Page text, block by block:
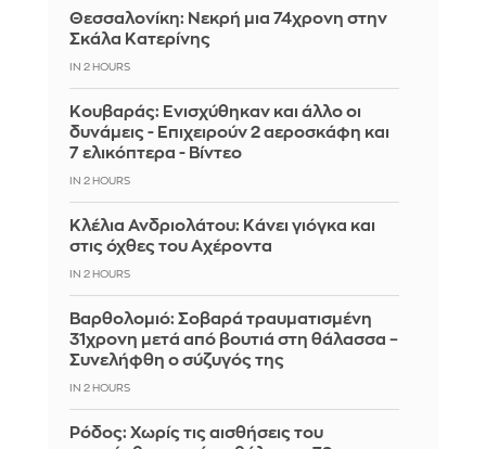
Θεσσαλονίκη: Νεκρή μια 74χρονη στην
Σκάλα Κατερίνης
IN 2 HOURS
Κουβαράς: Ενισχύθηκαν και άλλο οι
δυνάμεις - Επιχειρούν 2 αεροσκάφη και
7 ελικόπτερα - Βίντεο
IN 2 HOURS
Κλέλια Ανδριολάτου: Κάνει γιόγκα και
στις όχθες του Αχέροντα
IN 2 HOURS
Βαρθολομιό: Σοβαρά τραυματισμένη
31χρονη μετά από βουτιά στη θάλασσα –
Συνελήφθη ο σύζυγός της
IN 2 HOURS
Ρόδος: Χωρίς τις αισθήσεις του